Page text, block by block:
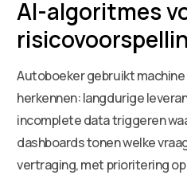
AI-algoritmes
Autoboeker gebruikt
herkennen: langdurige
incomplete data triggeren
dashboards tonen welke
vertraging, met prioritering